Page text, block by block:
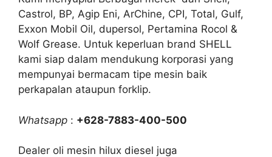
Castrol, BP, Agip Eni, ArChine, CPI, Total, Gulf,
Exxon Mobil Oil, dupersol, Pertamina Rocol &
Wolf Grease. Untuk keperluan brand SHELL
kami siap dalam mendukung korporasi yang
mempunyai bermacam tipe mesin baik
perkapalan ataupun forklip.
Whatsapp : +628-7883-400-500
Dealer oli mesin hilux diesel juga